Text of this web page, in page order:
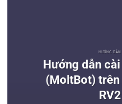
HƯỚNG DẪN
Hướng dẫn
(MoltBot) trên
RV2